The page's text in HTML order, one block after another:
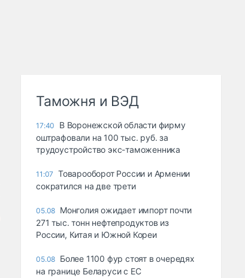
Таможня и ВЭД
17:40
В Воронежской области фирму
оштрафовали на 100 тыс. руб. за
трудоустройство экс-таможенника
11:07
Товарооборот России и Армении
сократился на две трети
05.08 Монголия ожидает импорт почти
271 тыс. тонн нефтепродуктов из
России, Китая и Южной Кореи
05.08 Более 1100 фур стоят в очередях
на границе Беларуси с ЕС